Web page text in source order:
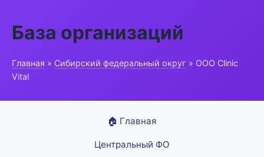
База организаций
Главная » Сибирский федеральный округ » ООО Clinic
Vital
🏠 Главная
Центральный ФО